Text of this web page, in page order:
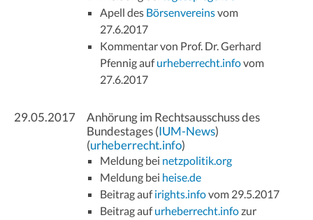
Apell des Börsenvereinsvom
27.6.2017
Kommentar von Prof. Dr. Gerhard
Pfennig aufurheberrecht.infovom
27.6.2017
29.05.2017
Anhörung im Rechtsausschuss des
Bundestages (IUM-News)
(urheberrecht.info)
Meldung bei netzpolitik.org
Meldung bei heise.de
Beitrag aufirights.infovom 29.5.2017
Beitrag aufurheberrecht.infozur